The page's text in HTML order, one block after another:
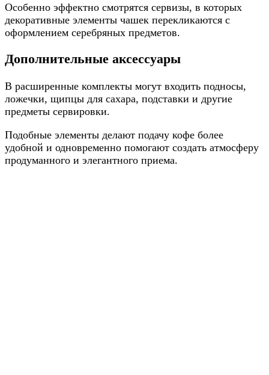
Особенно эффектно смотрятся сервизы, в которых
декоративные элементы чашек перекликаются с
оформлением серебряных предметов.
Дополнительные аксессуары
В расширенные комплекты могут входить подносы,
ложечки, щипцы для сахара, подставки и другие
предметы сервировки.
Подобные элементы делают подачу кофе более
удобной и одновременно помогают создать атмосферу
продуманного и элегантного приема.